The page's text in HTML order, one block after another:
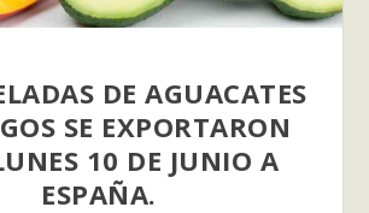
DE AGUACATES
SE EXPORTARON
10 DE JUNIO A
ESPAÑA.